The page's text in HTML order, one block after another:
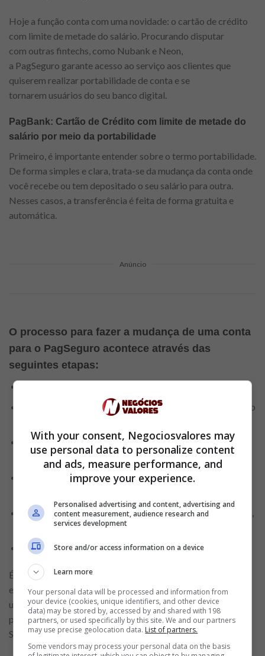
Hoje a função conta com uma novidade: o cartão de crédito
com limite de metade do salário. Procurando disputar
com outras fintechs, como Nubank e Neon,
a PagSeguro garante acesso ao serviço aos clientes que
quiserem realizar portabilidade de conta e se
tornarem usuários do seu banco digital.
PagBank: Cartão de Crédito com limite de metade do
salário por meio da portabilidade
Primeiro, é importante entender sobre o termo portabilidade.
De forma simples e clara, trata-se da mudança da conta onde
você recebe ou tem depositado o seu salário para outra.
Nesses casos, a transferência é feita de forma gratuita e
automática.
Anúncio
O processo para fazer a mudança de uma conta
para o PagSeguro acontece através das
seguintes etapas:
. Download e instalação do aplicativo PagBank no celular;
. Com a plataforma aberta, acesse o menu no ícone ao lado
. Toque na opção “Receba seu salário no PagBank” e
aperte “Continuar”;
. Preencha os espaços com os dados solicitados, como
. Certifique-se de que tudo foi preenchido corretamente e,
em seguida, leia os termos e condições para o serviço;
. Para finalizar, clique na opção “Solicitar”.
É importante destacar que o empregador não tem
envolvimento com a troca. Assim, basta somente que o
usuário, ao entrar no app, peça a portabilidade com o
preenchimento de suas informações como o CNPJ e Razão
Social da empresa.
With your consent, Negociosvalores may
use personal data to personalize content
and ads, measure performance, and
improve your experience.
Personalised advertising and content, advertising and
content measurement, audience research and
services development
Store and/or access information on a device
Learn more
Your personal data will be processed and information from
your device (cookies, unique identifiers, and other device
data) may be stored by, accessed by and shared with 198
partners, or used specifically by this site. We and our partners
may use precise geolocation data. List of partners.
Some vendors may process your personal data on the basis